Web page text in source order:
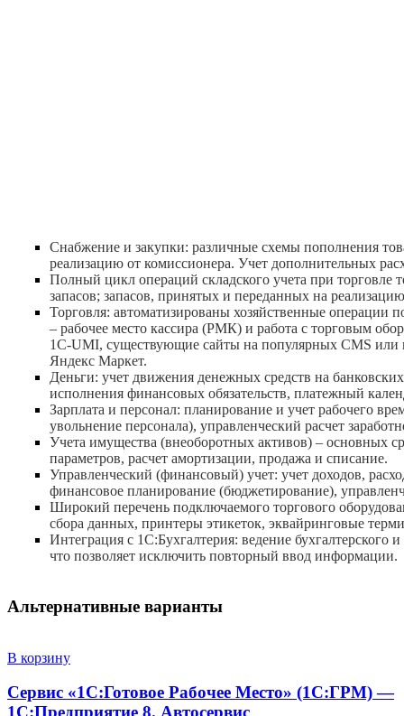
Снабжение и закупки: различные схемы пополнения
реализацию от комиссионера. Учет дополнительных
Полный цикл операций складского учета при торговле
запасов; запасов, принятых и переданных на
Торговля: автоматизированы хозяйственные операции
– рабочее место кассира (РМК) и работа с торговым
1C-UMI, существующие сайты на популярных CMS или
Яндекс Маркет.
Деньги: учет движения денежных средств на
исполнения финансовых обязательств, платежный
Зарплата и персонал: планирование и учет рабочего
увольнение персонала), управленческий расчет
Учета имущества (внеоборотных активов) – основных
параметров, расчет амортизации, продажа и списание.
Управленческий (финансовый) учет: учет доходов,
финансовое планирование (бюджетирование),
Широкий перечень подключаемого торгового
сбора данных, принтеры этикеток, эквайринговые
Интеграция с 1С:Бухгалтерия: ведение бухгалтерского
что позволяет исключить повторный ввод информации.
Альтернативные варианты
В корзину
Сервис «1С:Готовое Рабочее Место» (1С:ГРМ) —